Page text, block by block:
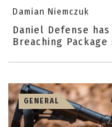
Damian Niemczuk
Daniel Defense
Breaching Package
GENERAL